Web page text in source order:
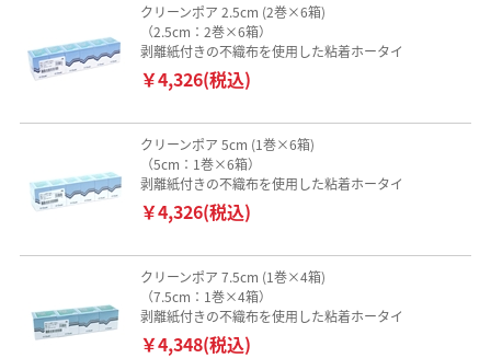
クリーンポア 2.5cm (2巻×6箱)
（2.5cm：2巻×6箱）
剥離紙付きの不織布を使用した粘着ホータイ
￥4,326(税込)
クリーンポア 5cm (1巻×6箱)
（5cm：1巻×6箱）
剥離紙付きの不織布を使用した粘着ホータイ
￥4,326(税込)
クリーンポア 7.5cm (1巻×4箱)
（7.5cm：1巻×4箱）
剥離紙付きの不織布を使用した粘着ホータイ
￥4,348(税込)